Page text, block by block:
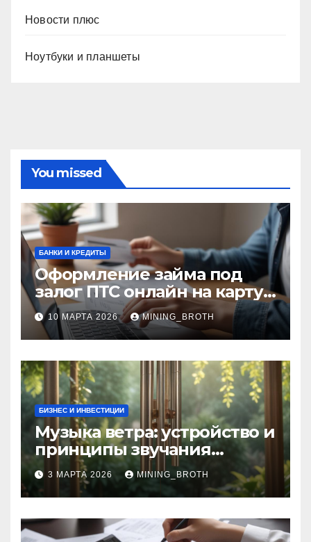
Новости плюс
Ноутбуки и планшеты
You missed
БАНКИ И КРЕДИТЫ
Оформление займа под
залог ПТС онлайн на карту
без визита в офис: порядок,
требования и документы
10 МАРТА 2026 MINING_BROTH
БИЗНЕС И ИНВЕСТИЦИИ
Музыка ветра: устройство и
принципы звучания
колокольчиков
3 МАРТА 2026 MINING_BROTH